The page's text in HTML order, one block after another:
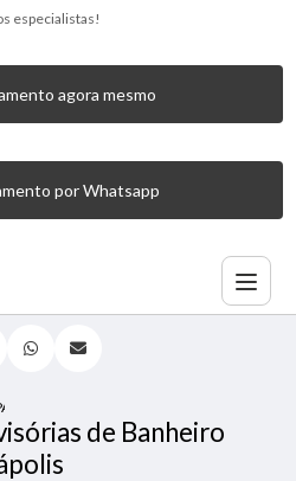
especialistas!
agora mesmo
por Whatsapp
DIVISÓRIAS DE BANHEIRO PÚBLICO
de Banheiro